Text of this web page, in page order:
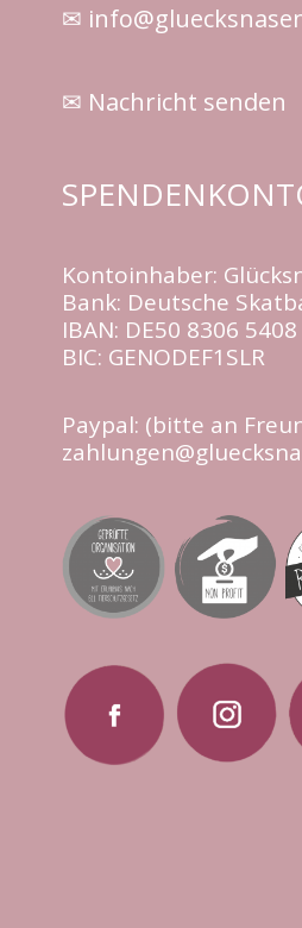
✉
✉ Nachricht senden
Kontoinhaber:
Bank: Deutsche
IBAN: DE50 8306
BIC: GENODEF1SLR
Paypal: (bitte an